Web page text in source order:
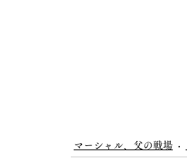
マーシャル、父の戦場